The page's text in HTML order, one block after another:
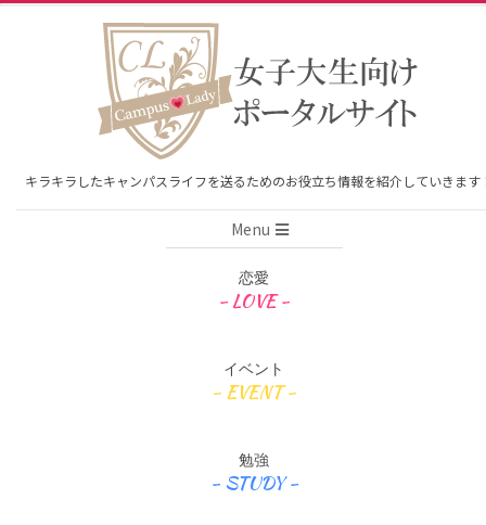
キラキラしたキャンパスライフを送るためのお役立ち情報を紹介していきます
Menu
恋愛
イベント
勉強